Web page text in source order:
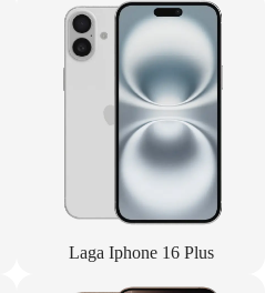
Laga Iphone 16 Plus